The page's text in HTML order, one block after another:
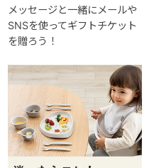
メッセージと一緒にメールや
SNSを使ってギフトチケット
を贈ろう！